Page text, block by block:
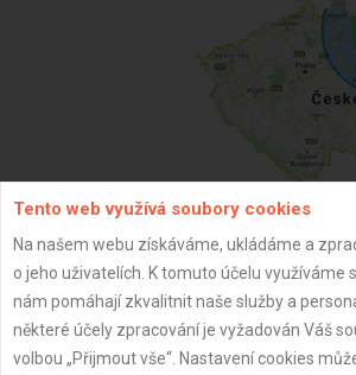
ZPĚT
Aktualizováno z portálu ARES dne
Tento web využívá soubory cookies
Na našem webu získáváme, ukládáme a
o jeho uživatelích. K tomuto účelu využíváme
nám pomáhají zkvalitnit naše služby a
některé účely zpracování je vyžadován Váš
volbou „Přijmout vše“. Nastavení cookies